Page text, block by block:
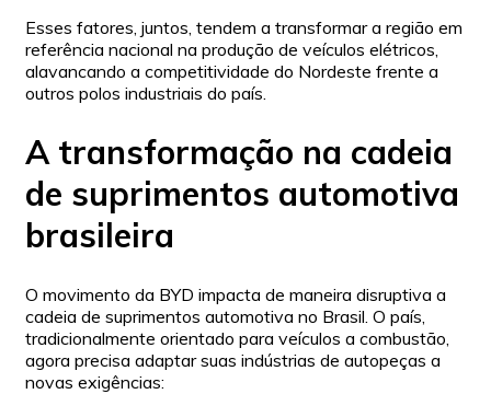
Esses fatores, juntos, tendem a transformar a região em
referência nacional na produção de veículos elétricos,
alavancando a competitividade do Nordeste frente a
outros polos industriais do país.
A transformação na cadeia
de suprimentos automotiva
brasileira
O movimento da BYD impacta de maneira disruptiva a
cadeia de suprimentos automotiva no Brasil. O país,
tradicionalmente orientado para veículos a combustão,
agora precisa adaptar suas indústrias de autopeças a
novas exigências: